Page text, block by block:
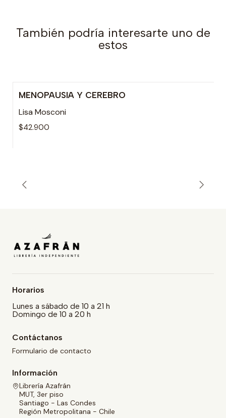
También podría interesarte uno de
estos
MENOPAUSIA Y CEREBRO
Lisa Mosconi
$42.900
Horarios
Lunes a sábado de 10 a 21 h
Domingo de 10 a 20 h
Contáctanos
Formulario de contacto
Información
Librería Azafrán
MUT, 3er piso
Santiago - Las Condes
Región Metropolitana - Chile